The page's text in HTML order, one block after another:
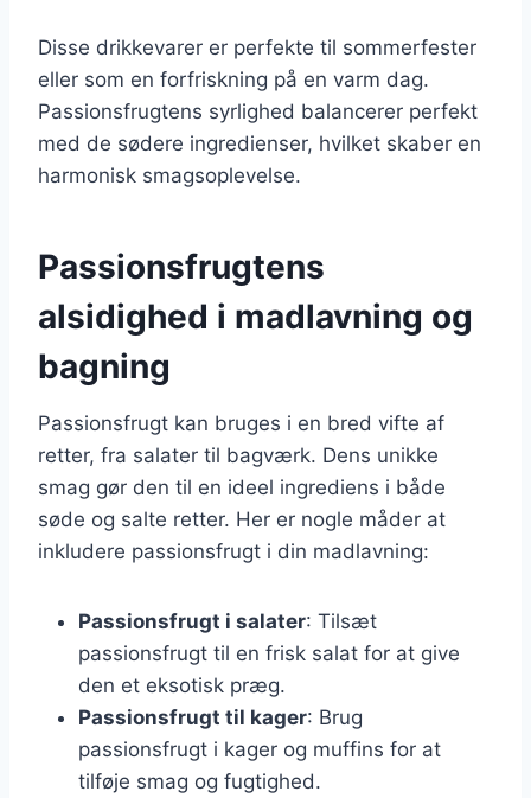
Disse drikkevarer er perfekte til sommerfester
eller som en forfriskning på en varm dag.
Passionsfrugtens syrlighed balancerer perfekt
med de sødere ingredienser, hvilket skaber en
harmonisk smagsoplevelse.
Passionsfrugtens
alsidighed i madlavning og
bagning
Passionsfrugt kan bruges i en bred vifte af
retter, fra salater til bagværk. Dens unikke
smag gør den til en ideel ingrediens i både
søde og salte retter. Her er nogle måder at
inkludere passionsfrugt i din madlavning:
Passionsfrugt i salater: Tilsæt
passionsfrugt til en frisk salat for at give
den et eksotisk præg.
Passionsfrugt til kager: Brug
passionsfrugt i kager og muffins for at
tilføje smag og fugtighed.